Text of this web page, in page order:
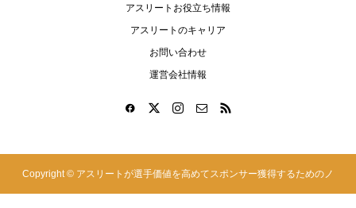
アスリートお役立ち情報
アスリートのキャリア
お問い合わせ
運営会社情報
Copyright © アスリートが選手価値を高めてスポンサー獲得するためのノ